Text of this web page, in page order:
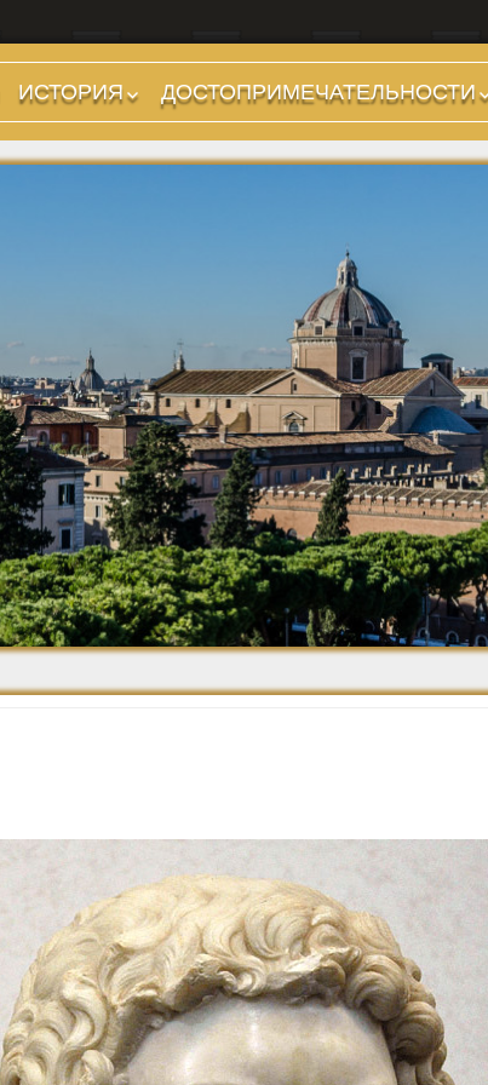
ИСТОРИЯ
Предыстория
Царский период
Империя. Принципат
(27 г до н.э. — 284 г
н.э.)
Империя. Доминат
(284-476 гг)
Темные Века. Готы
Темные Века.
Экзархат
Средневековье
Возрождение и
Барокко
ДОСТОПРИМЕЧАТЕЛЬНОСТИ
Холмы и остров.
Районы
Стадионы, Термы
Дохристианские
храмы
Христианские храмы,
базилики etc.
Дворцы
Арки, колонны и
обелиски
Фонтаны